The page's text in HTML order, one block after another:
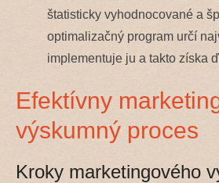
štatisticky vyhodnocované a
optimalizačný program určí
implementuje ju a takto získa
Efektívny
výskumný proces
Kroky marketingového